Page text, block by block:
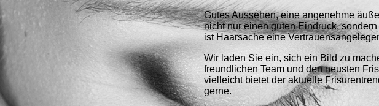
Gutes Aussehen, eine angenehme
nicht nur einen guten Eindruck,
ist Haarsache eine
Wir laden Sie ein, sich ein Bild zu
freundlichen Team und den neusten
vielleicht bietet der aktuelle
gerne.